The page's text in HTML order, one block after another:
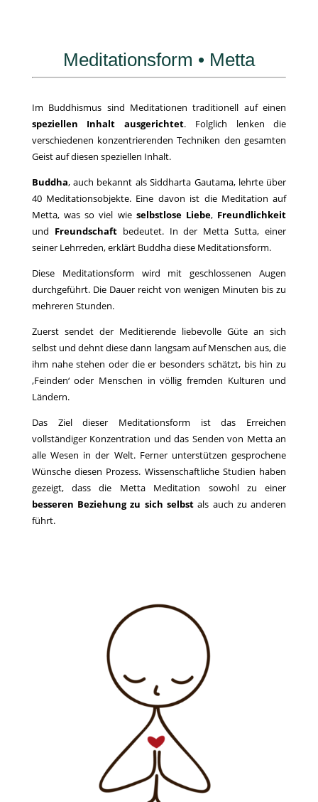
Meditationsform • Metta
Im Buddhismus sind Meditationen traditionell auf einen
speziellen Inhalt ausgerichtet. Folglich lenken die
verschiedenen konzentrierenden Techniken den gesamten
Geist auf diesen speziellen Inhalt.
Buddha, auch bekannt als Siddharta Gautama, lehrte über
40 Meditationsobjekte. Eine davon ist die Meditation auf
Metta, was so viel wie selbstlose Liebe, Freundlichkeit
und Freundschaftbedeutet. In der Metta Sutta, einer
seiner Lehrreden, erklärt Buddha diese Meditationsform.
Diese Meditationsform wird mit geschlossenen Augen
durchgeführt. Die Dauer reicht von wenigen Minuten bis zu
mehreren Stunden.
Zuerst sendet der Meditierende liebevolle Güte an sich
selbst und dehnt diese dann langsam auf Menschen aus, die
ihm nahe stehen oder die er besonders schätzt, bis hin zu
‚Feinden‘ oder Menschen in völlig fremden Kulturen und
Ländern.
Das Ziel dieser Meditationsform ist das Erreichen
vollständiger Konzentration und das Senden von Metta an
alle Wesen in der Welt. Ferner unterstützen gesprochene
Wünsche diesen Prozess. Wissenschaftliche Studien haben
gezeigt, dass die Metta Meditation sowohl zu einer
besseren Beziehung zu sich selbst als auch zu anderen
führt.